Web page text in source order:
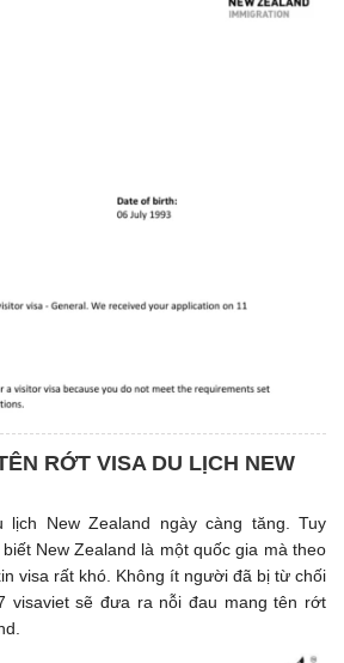
RỚT VISA DU LỊCH NEW
lịch New Zealand ngày càng tăng. Tuy
New Zealand là một quốc gia mà theo
visa rất khó. Không ít người đã bị từ chối
visaviet sẽ đưa ra nỗi đau mang tên rớt